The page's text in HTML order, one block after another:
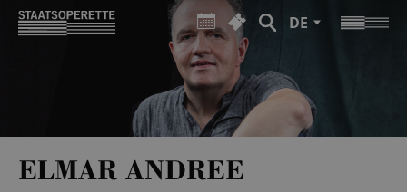
DE
ELMAR ANDREE